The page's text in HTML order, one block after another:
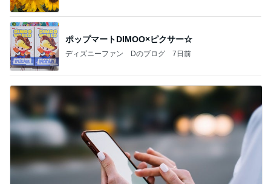
ポップマートDIMOO×ピクサー☆
ディズニーファン Dのブログ 7日前